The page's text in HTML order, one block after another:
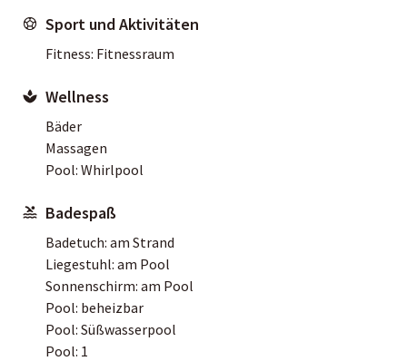
Sport und Aktivitäten
Fitness: Fitnessraum
Wellness
Bäder
Massagen
Pool: Whirlpool
Badespaß
Badetuch: am Strand
Liegestuhl: am Pool
Sonnenschirm: am Pool
Pool: beheizbar
Pool: Süßwasserpool
Pool: 1